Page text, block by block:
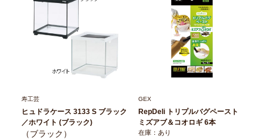
寿工芸
ヒュドラケース 3133 S ブラック
／ホワイト (ブラック)
（ブラック）
GEX
RepDeli トリプルバグペースト
ミズアブ＆コオロギ 6本
在庫：あり